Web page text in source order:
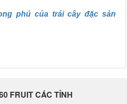
phú của trái cây đặc sản
FRUIT CÁC TỈNH